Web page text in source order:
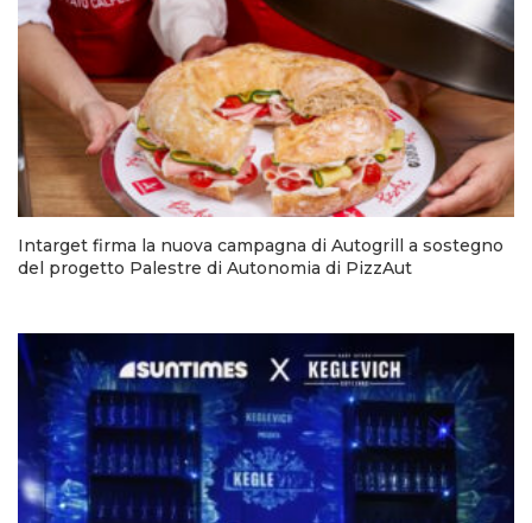
Intarget firma la nuova campagna di Autogrill a sostegno
del progetto Palestre di Autonomia di PizzAut